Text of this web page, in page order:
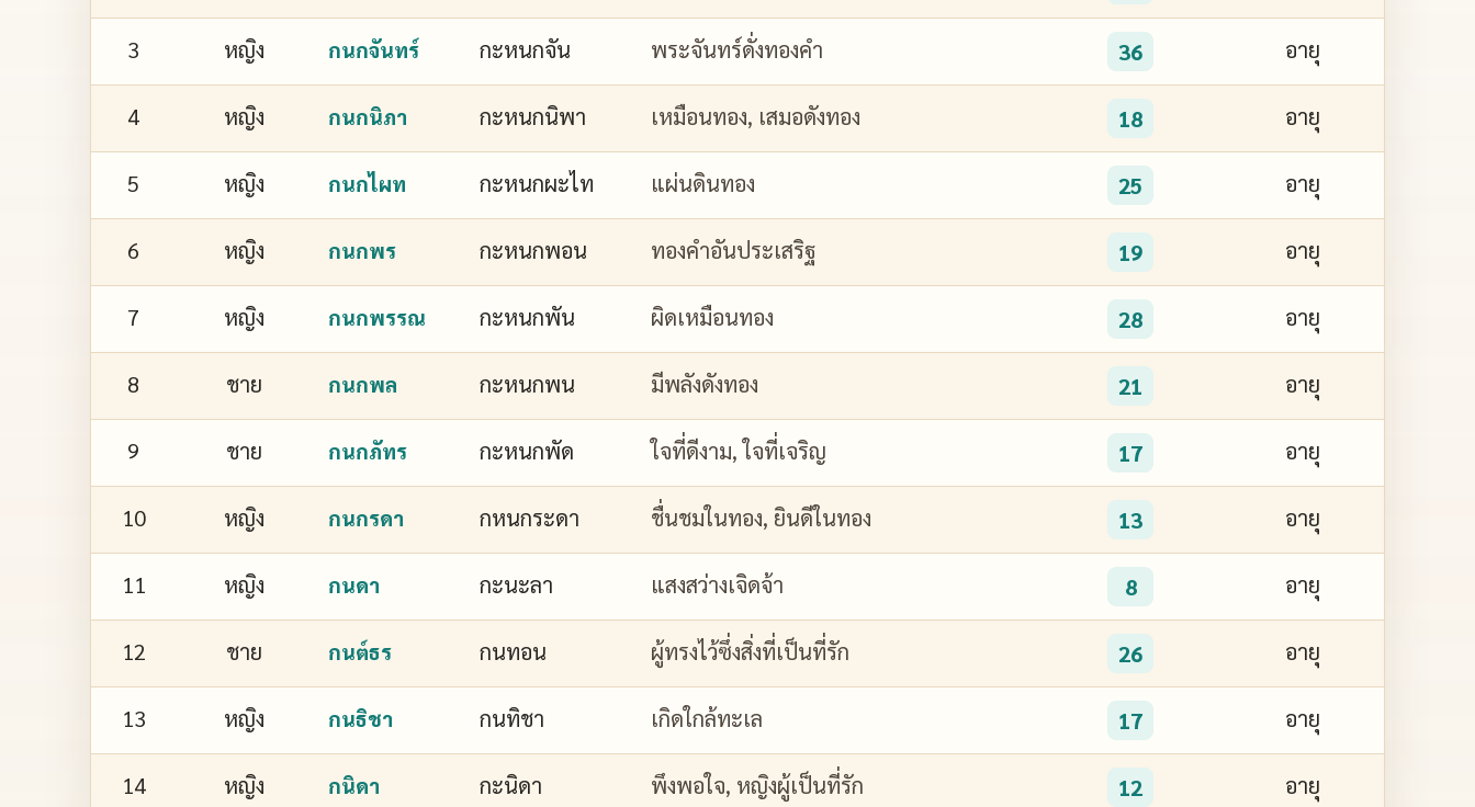
3 หญิง กนกจันทร์ กะหนกจัน พระจันทร์ดั่งทองคำ 36 อายุ
4 หญิง กนกนิภา กะหนกนิพา เหมือนทอง, เสมอดังทอง 18 อายุ
5 หญิง กนกไผท กะหนกผะไท แผ่นดินทอง 25 อายุ
6 หญิง กนกพร กะหนกพอน ทองคำอันประเสริฐ 19 อายุ
7 หญิง กนกพรรณ กะหนกพัน ผิดเหมือนทอง 28 อายุ
8 ชาย กนกพล กะหนกพน มีพลังดังทอง 21 อายุ
9 ชาย กนกภัทร กะหนกพัด ใจที่ดีงาม, ใจที่เจริญ 17 อายุ
10 หญิง กนกรดา กหนกระดา ชื่นชมในทอง, ยินดีในทอง 13 อายุ
11 หญิง กนดา กะนะลา แสงสว่างเจิดจ้า 8 อายุ
12 ชาย กนต์ธร กนทอน ผู้ทรงไว้ซึ่งสิ่งที่เป็นที่รัก 26 อายุ
13 หญิง กนธิชา กนทิชา เกิดใกล้ทะเล 17 อายุ
14 หญิง กนิดา กะนิดา พึงพอใจ, หญิงผู้เป็นที่รัก 12 อายุ